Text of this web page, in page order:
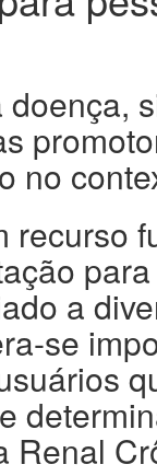
no
recurso
a
se
Renal